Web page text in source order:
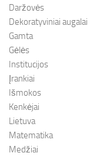
Daržovės
Dekoratyviniai augalai
Gamta
Gėlės
Institucijos
Įrankiai
Išmokos
Kenkėjai
Lietuva
Matematika
Medžiai